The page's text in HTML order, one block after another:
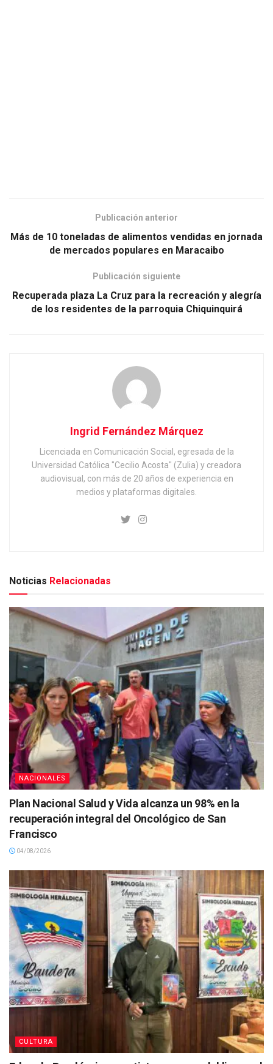
Publicación anterior
Más de 10 toneladas de alimentos vendidas en jornada
de mercados populares en Maracaibo
Publicación siguiente
Recuperada plaza La Cruz para la recreación y alegría
de los residentes de la parroquia Chiquinquirá
Ingrid Fernández Márquez
Licenciada en Comunicación Social, egresada de la
Universidad Católica "Cecilio Acosta" (Zulia) y creadora
audiovisual, con más de 20 años de experiencia en
medios y plataformas digitales.
Noticias Relacionadas
NACIONALES
Plan Nacional Salud y Vida alcanza un 98% en la
recuperación integral del Oncológico de San
Francisco
04/08/2026
CULTURA